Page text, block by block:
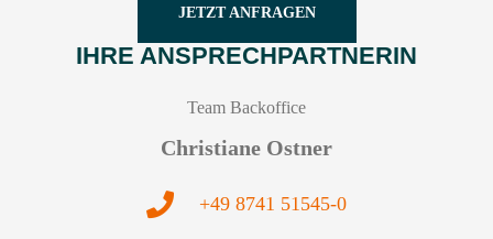
JETZT ANFRAGEN
IHRE ANSPRECHPARTNERIN
Team Backoffice
Christiane Ostner
+49 8741 51545-0